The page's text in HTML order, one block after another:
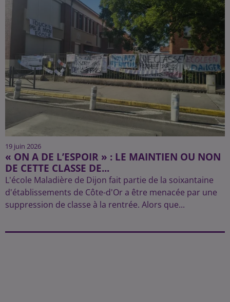
19 juin 2026
« ON A DE L’ESPOIR » : LE MAINTIEN OU NON
DE CETTE CLASSE DE...
L'école Maladière de Dijon fait partie de la soixantaine
d'établissements de Côte-d'Or a être menacée par une
suppression de classe à la rentrée. Alors que...